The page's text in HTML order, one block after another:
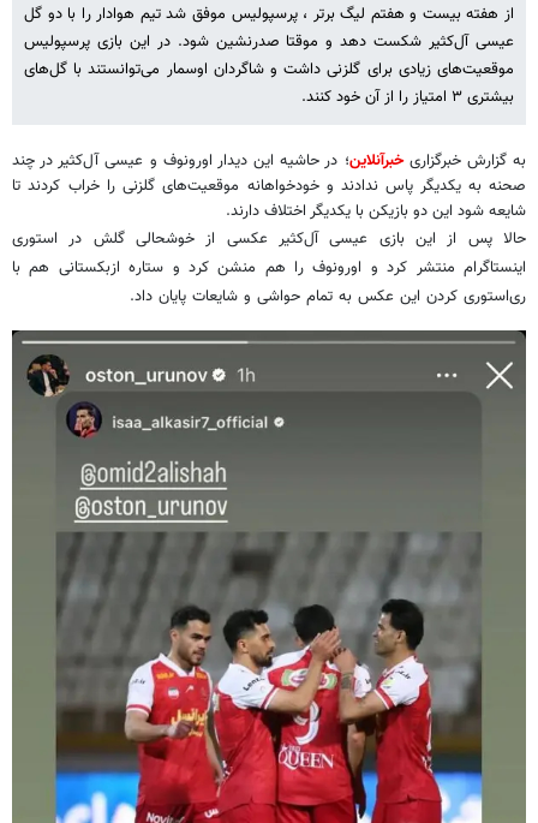
از هفته بیست و هفتم لیگ برتر ، پرسپولیس موفق شد تیم هوادار را با دو گل
عیسی آل‌کثیر شکست دهد و موقتا صدرنشین شود. در این بازی پرسپولیس
موقعیت‌های زیادی برای گلزنی داشت و شاگردان اوسمار می‌توانستند با گل‌های
بیشتری ۳ امتیاز را از آن خود کنند.
به گزارش خبرگزاریخبرآنلاین؛ در حاشیه این دیدار اورونوف و عیسی آل‌کثیر در چند
صحنه به یکدیگر پاس ندادند و خودخواهانه موقعیت‌های گلزنی را خراب کردند تا
شایعه شود این دو بازیکن با یکدیگر اختلاف دارند.
حالا پس از این بازی عیسی آل‌کثیر عکسی از خوشحالی گلش در استوری
اینستاگرام منتشر کرد و اورونوف را هم منشن کرد و ستاره ازبکستانی هم با
ری‌استوری کردن این عکس به تمام حواشی و شایعات پایان داد.